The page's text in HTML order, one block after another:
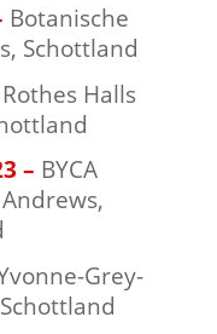
Botanische
Schottland
Rothes Halls
– BYCA
Grey-